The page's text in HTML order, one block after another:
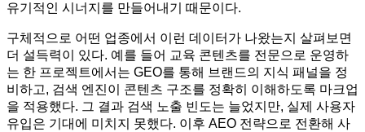
유기적인 시너지를 만들어내기 때문이다.
구체적으로 어떤 업종에서 이런 데이터가 나왔는지 살펴보면
더 설득력이 있다. 예를 들어 교육 콘텐츠를 전문으로 운영하
는 한 프로젝트에서는 GEO를 통해 브랜드의 지식 패널을 정
비하고, 검색 엔진이 콘텐츠 구조를 정확히 이해하도록 마크업
을 적용했다. 그 결과 검색 노출 빈도는 늘었지만, 실제 사용자
유입은 기대에 미치지 못했다. 이후 AEO 전략으로 전환해 사